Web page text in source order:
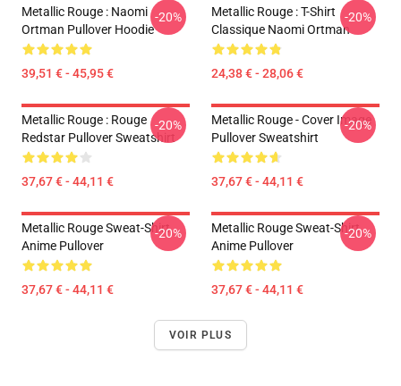
Metallic Rouge : Naomi
Ortman Pullover Hoodie
39,51 € - 45,95 €
-20%
Metallic Rouge : T-Shirt
Classique Naomi Ortman
24,38 € - 28,06 €
-20%
Metallic Rouge : Rouge
Redstar Pullover Sweatshirt
37,67 € - 44,11 €
-20%
Metallic Rouge - Cover Image
Pullover Sweatshirt
37,67 € - 44,11 €
-20%
Metallic Rouge Sweat-Shirt
Anime Pullover
37,67 € - 44,11 €
-20%
Metallic Rouge Sweat-Shirt
Anime Pullover
37,67 € - 44,11 €
-20%
VOIR PLUS